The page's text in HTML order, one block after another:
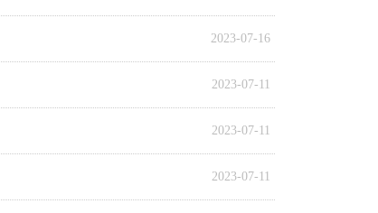
2023-07-16
2023-07-11
2023-07-11
2023-07-11